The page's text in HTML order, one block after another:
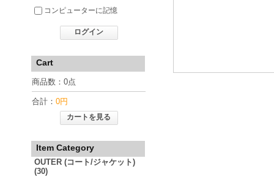
コンピューターに記憶
ログイン
Cart
商品数：0点
合計： 0円
カートを見る
Item Category
OUTER (コート/ジャケット)
(30)